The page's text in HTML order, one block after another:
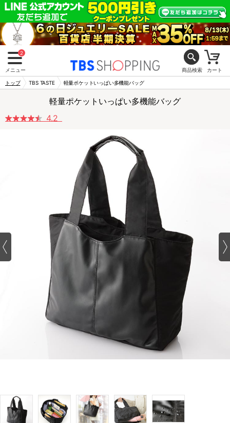
2
メニュー 商品検索 カート
トップ TBS TASTE 軽量ポケットいっぱい多機能バッグ
軽量ポケットいっぱい多機能バッグ
4.2